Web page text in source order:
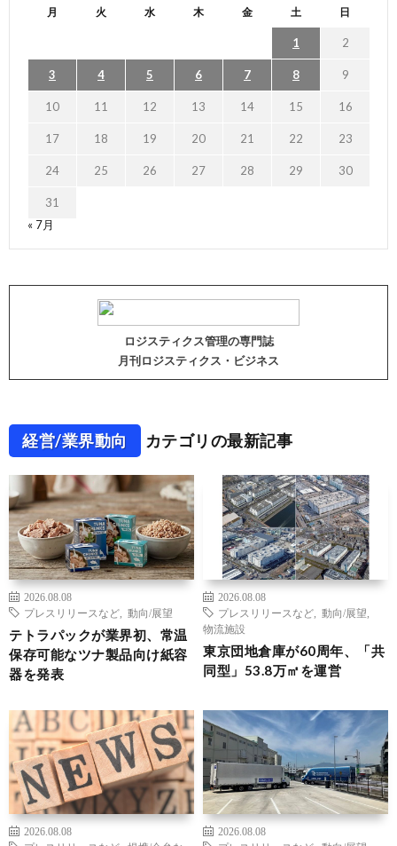
月 火 水 木 金 土 日
1 2
3 4 5 6 7 8 9
10 11 12 13 14 15 16
17 18 19 20 21 22 23
24 25 26 27 28 29 30
31
« 7月
ロジスティクス管理の専門誌
月刊ロジスティクス・ビジネス
経営/業界動向 カテゴリの最新記事
2026.08.08
プレスリリースなど
動向/展望
テトラパックが業界初、常温
保存可能なツナ製品向け紙容
器を発表
2026.08.08
プレスリリースなど
動向/展望
物流施設
東京団地倉庫が60周年、「共
同型」53.8万㎡を運営
2026.08.08
2026.08.08